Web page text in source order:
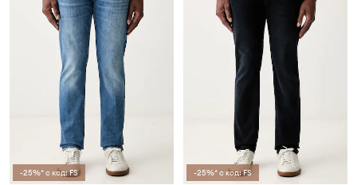
-25%* с код: FS -25%* с код: FS